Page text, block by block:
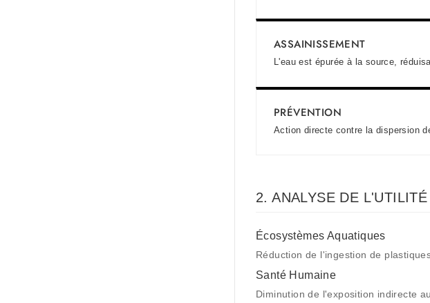
ASSAINISSEMENT
L'eau est épurée à la source,
PRÉVENTION
Action directe contre la dispersion
2. ANALYSE DE L'UTILITÉ
Écosystèmes Aquatiques
Réduction de l'ingestion de
Santé Humaine
Diminution de l'exposition indirecte